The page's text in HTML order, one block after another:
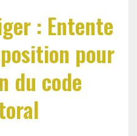
: Entente
pour
du code